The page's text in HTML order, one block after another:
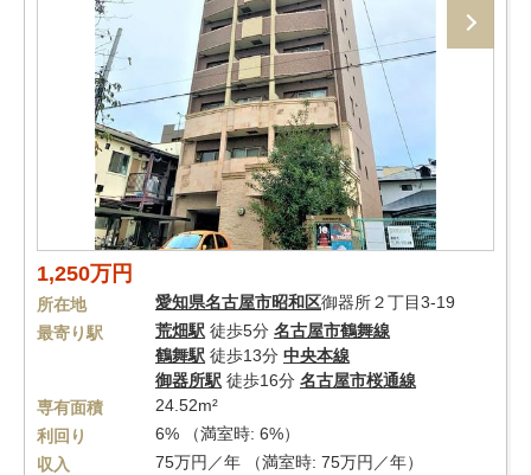
1,250万円
所在地 愛知県名古屋市昭和区御器所２丁目3-19
最寄り駅
荒畑駅 徒歩5分 名古屋市鶴舞線
鶴舞駅 徒歩13分 中央本線
御器所駅 徒歩16分 名古屋市桜通線
専有面積
24.52m²
利回り
6% （満室時: 6%）
収入
75万円／年 （満室時: 75万円／年）